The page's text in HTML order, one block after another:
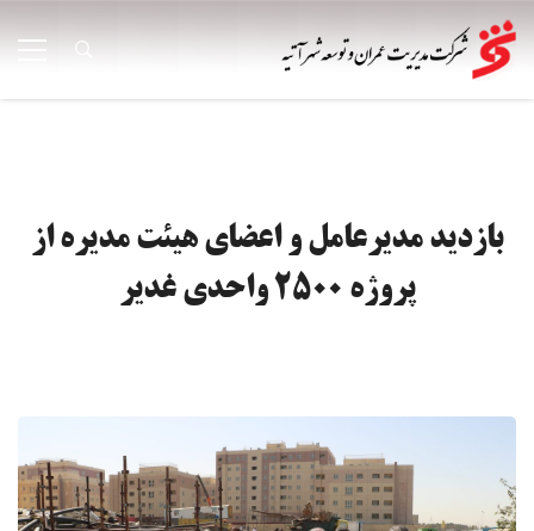
بازدید مدیرعامل و اعضای هیئت مدیره از
پروژه 2500 واحدی غدیر